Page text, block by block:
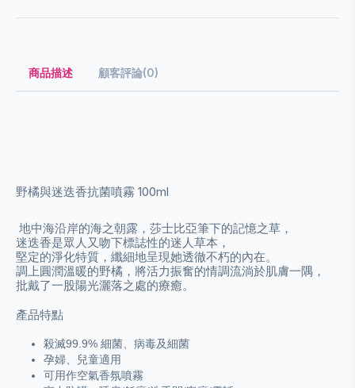
商品描述 顧客評論(0)
野橘與迷迭⾹抗菌噴霧 100ml
地中海沿岸的海之朝露，莎⼠比亞筆下的記憶之草，
迷迭⾹是眾⼈⼜吻下標誌性的迷⼈草本，
堅定的淨化特質，纖細地呈現她透徹不朽的內在。
調上圓潤溫暖的野橘，將活⼒振奮的情調流淌於肌膚⼀隅，
批戴了⼀股陽光灑落之處的療癒。
產品特點
殺滅99.9% 細菌、 病毒及細菌
孕婦、兒童適用
可用作空氣香氛噴霧